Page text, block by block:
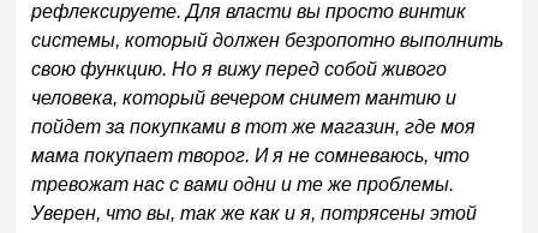
рефлексируете. Для власти вы просто винтик
системы, который должен безропотно выполнить
свою функцию. Но я вижу перед собой живого
человека, который вечером снимет мантию и
пойдет за покупками в тот же магазин, где моя
мама покупает творог. И я не сомневаюсь, что
тревожат нас с вами одни и те же проблемы.
Уверен, что вы, так же как и я, потрясены этой